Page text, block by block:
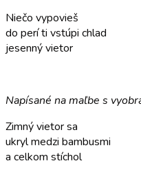
Niečo vypovieš
do perí ti vstúpi chlad
jesenný vietor
Napísané na maľbe s
Zimný vietor sa
ukryl medzi bambusmi
a celkom stíchol